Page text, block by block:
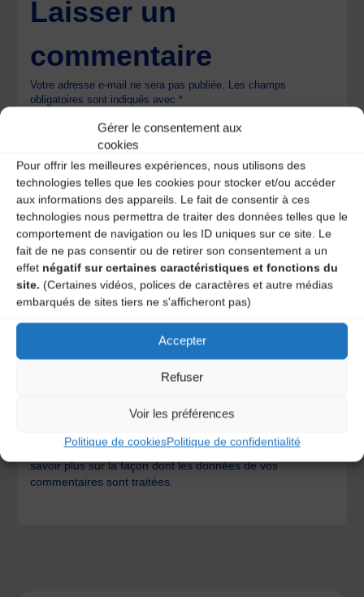
Gérer le consentement aux
cookies
Pour offrir les meilleures expériences, nous utilisons des
technologies telles que les cookies pour stocker et/ou accéder
aux informations des appareils. Le fait de consentir à ces
technologies nous permettra de traiter des données telles que le
comportement de navigation ou les ID uniques sur ce site. Le
fait de ne pas consentir ou de retirer son consentement a un
effet négatif sur certaines caractéristiques et fonctions du
site. (Certaines vidéos, polices de caractères et autre médias
embarqués de sites tiers ne s'afficheront pas)
Accepter
Refuser
Voir les préférences
Politique de cookiesPolitique de confidentialité
Laisser un
commentaire
Votre adresse e-mail ne sera pas publiée. Les champs
obligatoires sont indiqués avec*
Save my name, email, and site URL in my browser for next
Ce site utilise Akismet pour réduire les indésirables.En
savoir plus sur la façon dont les données de vos
commentaires sont traitées.